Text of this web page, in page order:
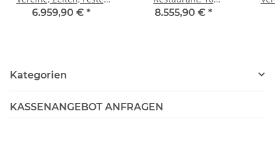
15" Hauptkasse, 4x 15"
6.959,90 € *
Kellnerterminal, 2
8.555,90 € *
Kategorien
KASSENANGEBOT ANFRAGEN